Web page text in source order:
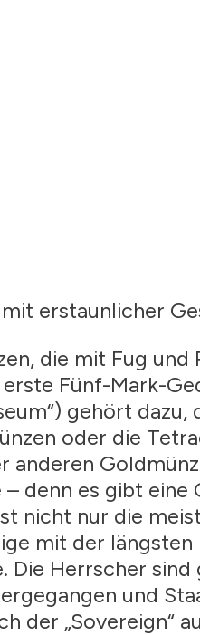
erstaunlicher
die mit Fug und
Fünf-Mark-
gehört dazu,
oder die
anderen
– denn es gibt
nicht nur die
mit der
Die Herrscher
und
der „Sovereign“